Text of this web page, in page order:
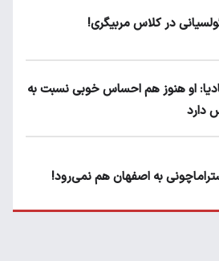
در کلاس مربیگری!
او هنوز هم احساس خوبی نسبت به
دارد
به اصفهان هم نمی‌رود!